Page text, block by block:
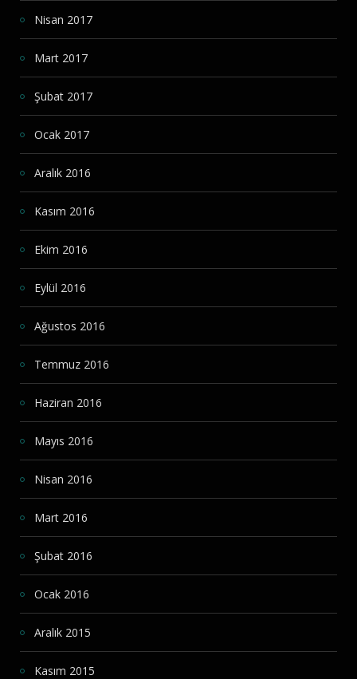
Nisan 2017
Mart 2017
Şubat 2017
Ocak 2017
Aralık 2016
Kasım 2016
Ekim 2016
Eylül 2016
Ağustos 2016
Temmuz 2016
Haziran 2016
Mayıs 2016
Nisan 2016
Mart 2016
Şubat 2016
Ocak 2016
Aralık 2015
Kasım 2015